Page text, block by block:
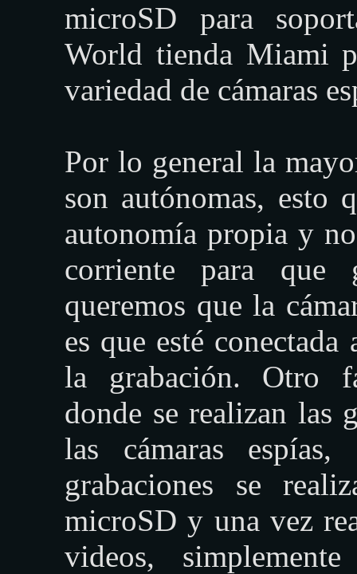
microSD para
World tienda Miami
variedad de cámaras
Por lo general la
son autónomas, esto
autonomía propia y
corriente para
queremos que la
es que esté
la grabación. Otro
donde se realizan las
las cámaras
grabaciones se
microSD y una vez
videos,